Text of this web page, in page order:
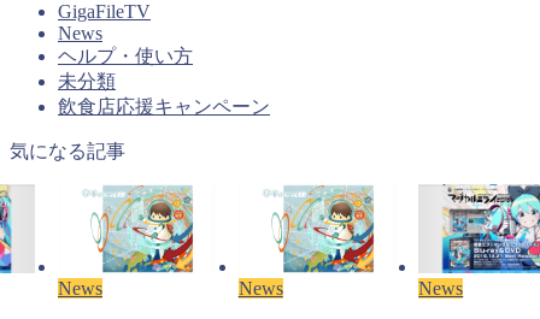
GigaFileTV
News
ヘルプ・使い方
未分類
飲食店応援キャンペーン
気になる記事
News News News